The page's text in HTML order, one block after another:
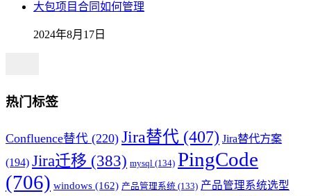
大包项目合同如何管理
2024年8月17日
热门标签
Confluence替代 (220) Jira替代 (407) Jira替代方案
(194) Jira迁移 (383) mysql (134) PingCode
(706) windows (162) 产品管理系统 (133) 产品管理系统选型